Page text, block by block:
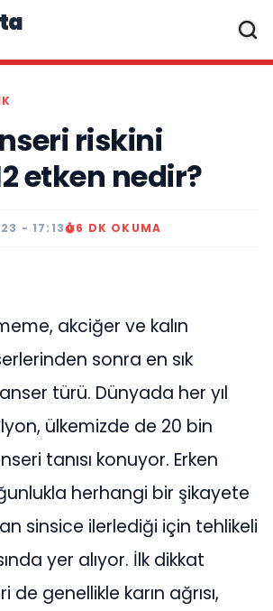
riskini
etken nedir?
- 17:13 6 DK OKUMA
akciğer ve kalın
sonra en sık
türü. Dünyada her yıl
ülkemizde de 20 bin
tanısı konuyor. Erken
herhangi bir şikayete
sinsice ilerlediği için tehlikeli
yer alıyor. İlk dikkat
de genellikle karın ağrısı,